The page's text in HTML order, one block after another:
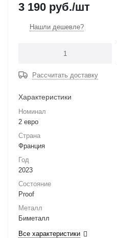
3 190 руб./шт
Нашли дешевле?
Рассчитать доставку
Характеристики
Номинал
2 евро
Страна
Франция
Год
2023
Состояние
Proof
Металл
Биметалл
Все характеристики